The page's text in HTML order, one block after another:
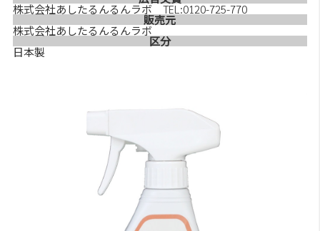
株式会社あしたるんるんラボ TEL:0120-725-770
販売元
株式会社あしたるんるんラボ
区分
日本製